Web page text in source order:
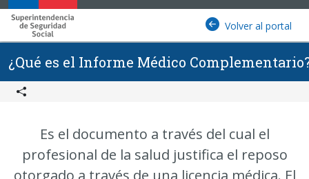
Contenido principal
Superintendencia de Seguridad Social (SUSESO) -
Volver al portal
¿Qué es el Informe Médico
Icono
Es el documento a través del cual el
profesional de la salud justifica el reposo
otorgado a través de una licencia médica. El